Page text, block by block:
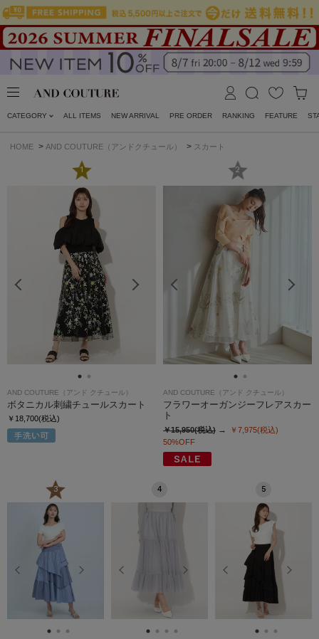
CATEGORY ALL ITEMS NEW ARRIVAL PRE ORDER RANKING FEATURE
HOME > AND COUTURE（アンドクチュール） > スカート
1
AND COUTURE（アンド クチュール）
ボタニカル刺繍チュールスカート
￥18,700(税込)
2
AND COUTURE（アンド クチュール）
フラワーオーガンジーフレアスカー
ト
￥15,950(税込)
￥7,975(税込)
50%OFF
3 4 5